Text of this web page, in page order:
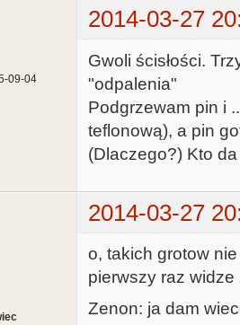
2014-03-27
09-04
Gwoli ścisłości.
"odpalenia"
Podgrzewam pin i
teflonową), a pin
(Dlaczego?) Kto
2014-03-27
o, takich grotow
pierwszy raz
Zenon: ja dam